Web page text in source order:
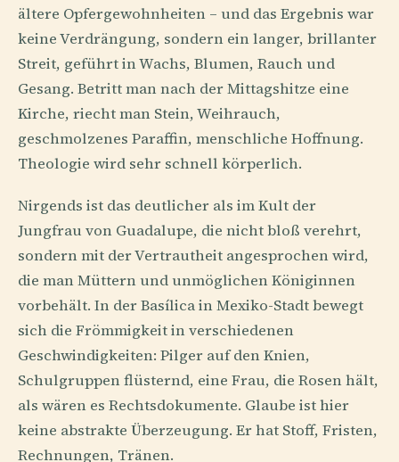
ältere Opfergewohnheiten – und das Ergebnis war
keine Verdrängung, sondern ein langer, brillanter
Streit, geführt in Wachs, Blumen, Rauch und
Gesang. Betritt man nach der Mittagshitze eine
Kirche, riecht man Stein, Weihrauch,
geschmolzenes Paraffin, menschliche Hoffnung.
Theologie wird sehr schnell körperlich.
Nirgends ist das deutlicher als im Kult der
Jungfrau von Guadalupe, die nicht bloß verehrt,
sondern mit der Vertrautheit angesprochen wird,
die man Müttern und unmöglichen Königinnen
vorbehält. In der Basílica in Mexiko-Stadt bewegt
sich die Frömmigkeit in verschiedenen
Geschwindigkeiten: Pilger auf den Knien,
Schulgruppen flüsternd, eine Frau, die Rosen hält,
als wären es Rechtsdokumente. Glaube ist hier
keine abstrakte Überzeugung. Er hat Stoff, Fristen,
Rechnungen, Tränen.